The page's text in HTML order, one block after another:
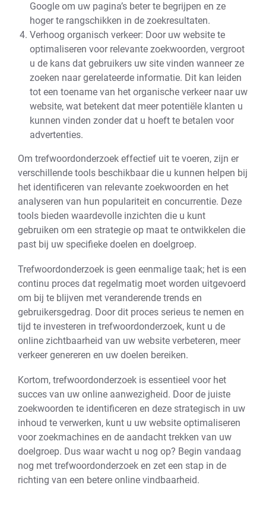
Google om uw pagina’s beter te begrijpen en ze
hoger te rangschikken in de zoekresultaten.
Verhoog organisch verkeer: Door uw website te
optimaliseren voor relevante zoekwoorden, vergroot
u de kans dat gebruikers uw site vinden wanneer ze
zoeken naar gerelateerde informatie. Dit kan leiden
tot een toename van het organische verkeer naar uw
website, wat betekent dat meer potentiële klanten u
kunnen vinden zonder dat u hoeft te betalen voor
advertenties.
Om trefwoordonderzoek effectief uit te voeren, zijn er
verschillende tools beschikbaar die u kunnen helpen bij
het identificeren van relevante zoekwoorden en het
analyseren van hun populariteit en concurrentie. Deze
tools bieden waardevolle inzichten die u kunt
gebruiken om een strategie op maat te ontwikkelen die
past bij uw specifieke doelen en doelgroep.
Trefwoordonderzoek is geen eenmalige taak; het is een
continu proces dat regelmatig moet worden uitgevoerd
om bij te blijven met veranderende trends en
gebruikersgedrag. Door dit proces serieus te nemen en
tijd te investeren in trefwoordonderzoek, kunt u de
online zichtbaarheid van uw website verbeteren, meer
verkeer genereren en uw doelen bereiken.
Kortom, trefwoordonderzoek is essentieel voor het
succes van uw online aanwezigheid. Door de juiste
zoekwoorden te identificeren en deze strategisch in uw
inhoud te verwerken, kunt u uw website optimaliseren
voor zoekmachines en de aandacht trekken van uw
doelgroep. Dus waar wacht u nog op? Begin vandaag
nog met trefwoordonderzoek en zet een stap in de
richting van een betere online vindbaarheid.